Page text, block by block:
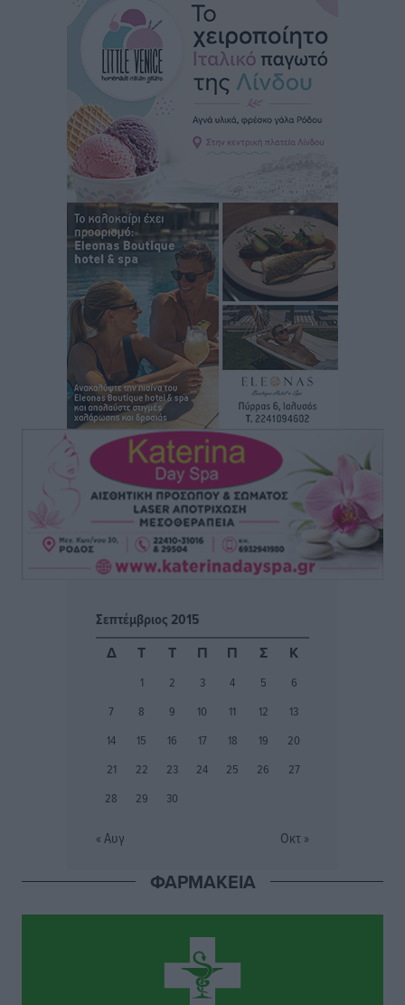
5χρονο παιδί
Τοπικές Ειδήσεις πριν 3 ώρες
“Η Ευρώπη αντιμετώπιζε το προσφυγικό σαν ταινία
τρόμου” – Η συγκλονιστική μαρτυρία της Χαρούλας
Γιασιράνη στον RV για τα γεγονότα που οδήγησαν στο
Σύμφωνο της Λέρου
Τοπικές Ειδήσεις πριν 3 ώρες
Συναυλία με τον Γιάννη Κότσιρα στις 21 Αυγούστου
Πολιτιστικά• πριν 3 ώρες
Έκτακτη συνεδρίαση της Δημοτικής Επιτροπής Ρόδου
αύριο Παρασκευή 7 Αυγούστου
Τοπικές Ειδήσεις πριν 3 ώρες
ΑΕΡΑ: Δεν σταματάει να ενισχύεται, νέο απόκτημα ο
Μητρόπουλος
Αθλητικά• πριν 3 ώρες
Κλεάνθης: Δουλειές μετά ευχαριστιών στο γήπεδο,
ατομικό για δύο
Αθλητικά πριν 3 ώρες
Φοίβος: Εν αναμονή του Νίκου Λαζίδη
πριν 3 ώρες
Εθνικός Αρχίπολης: Μεγάλο βήμα προόδου η ίδρυση
Ιππότες: Με το βλέμμα στραμμένο στο μέλλον
Ολοκλήρωση του έργου αναβάθμισης των
Σεπτέμβριος 2015
Δ
Τ Τ Π Π Σ Κ
1 2 3 4 5
6
7
8 9 10 11 12
13
14
15 16 17 18 19
20
21
22 23 24 25 26
27
28
29 30
« Αυγ Οκτ »
ΦΑΡΜΑΚΕΙΑ